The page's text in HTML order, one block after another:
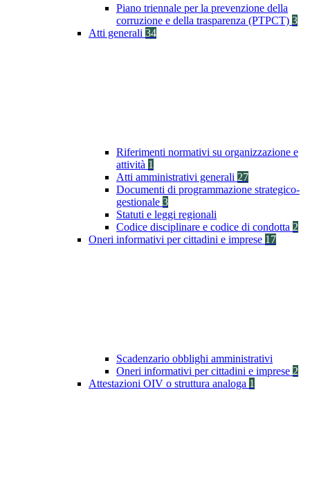
Piano triennale per la prevenzione della
corruzione e della trasparenza (PTPCT) 3
Atti generali 34
Riferimenti normativi su organizzazione e
attività 1
Atti amministrativi generali 27
Documenti di programmazione strategico-
gestionale 3
Statuti e leggi regionali
Codice disciplinare e codice di condotta 2
Oneri informativi per cittadini e imprese 17
Scadenzario obblighi amministrativi
Oneri informativi per cittadini e imprese 2
Attestazioni OIV o struttura analoga 1